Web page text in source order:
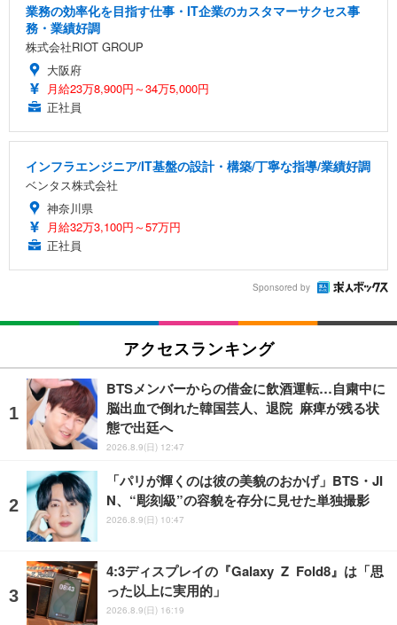
業務の効率化を目指す仕事・IT企業のカスタマーサクセス事
務・業績好調
株式会社RIOT GROUP
大阪府
月給23万8,900円～34万5,000円
正社員
インフラエンジニア/IT基盤の設計・構築/丁寧な指導/業績好調
ベンタス株式会社
神奈川県
月給32万3,100円～57万円
正社員
Sponsored by
アクセスランキング
BTSメンバーからの借金に飲酒運転…自粛中に
脳出血で倒れた韓国芸人、退院 麻痺が残る状
態で出廷へ
2026.8.9(日) 12:47
「パリが輝くのは彼の美貌のおかげ」BTS・JI
N、“彫刻級”の容貌を存分に見せた単独撮影
2026.8.9(日) 10:47
4:3ディスプレイの『Galaxy Z Fold8』は「思
った以上に実用的」
2026.8.9(日) 16:19